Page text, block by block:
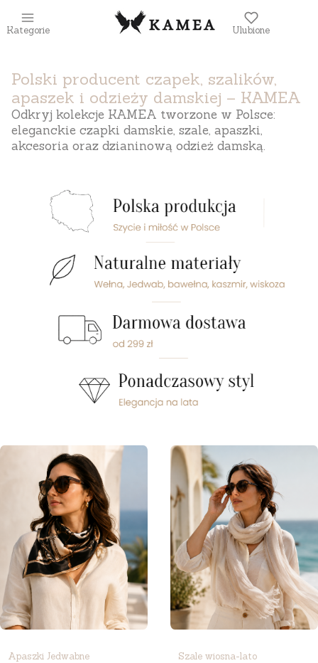
Kategorie Ulubione
Polski producent czapek, szalików,
apaszek i odzieży damskiej – KAMEA
Odkryj kolekcje KAMEA tworzone w Polsce:
eleganckie czapki damskie, szale, apaszki,
akcesoria oraz dzianinową odzież damską.
Apaszki Jedwabne Szale wiosna-lato